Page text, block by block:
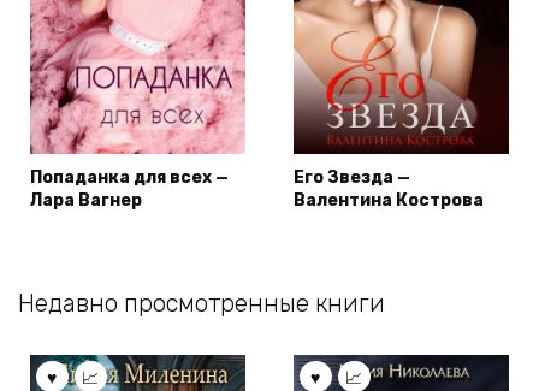
Попаданка для всех —
Лара Вагнер
Его Звезда —
Валентина Кострова
Недавно просмотренные книги